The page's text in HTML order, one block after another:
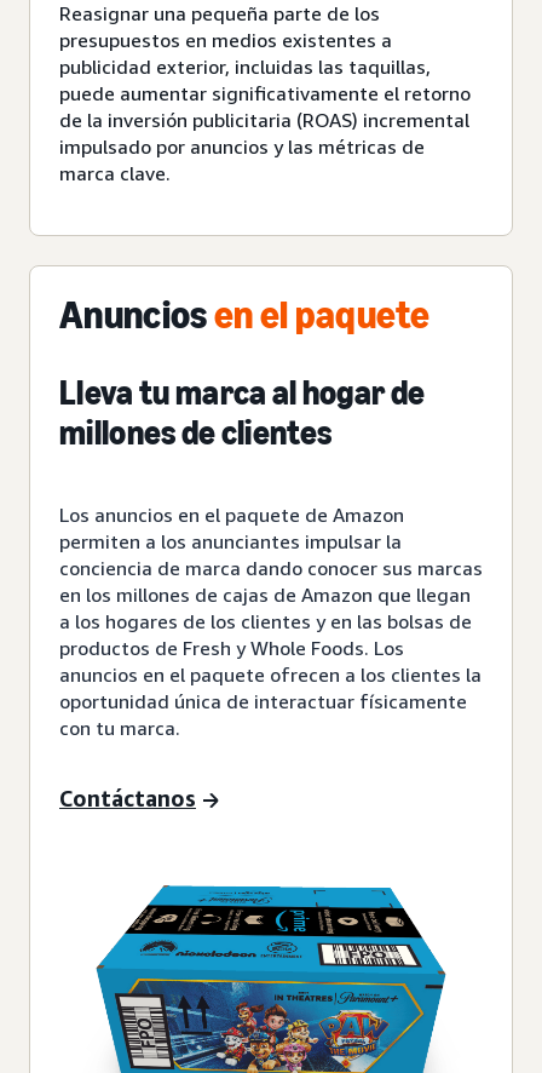
Reasignar una pequeña parte de los
presupuestos en medios existentes a
publicidad exterior, incluidas las taquillas,
puede aumentar significativamente el retorno
de la inversión publicitaria (ROAS) incremental
impulsado por anuncios y las métricas de
marca clave.
Anunciosen el paquete
Lleva tu marca al hogar de
millones de clientes
Los anuncios en el paquete de Amazon
permiten a los anunciantes impulsar la
conciencia de marca dando conocer sus marcas
en los millones de cajas de Amazon que llegan
a los hogares de los clientes y en las bolsas de
productos de Fresh y Whole Foods. Los
anuncios en el paquete ofrecen a los clientes la
oportunidad única de interactuar físicamente
con tu marca.
Contáctanos